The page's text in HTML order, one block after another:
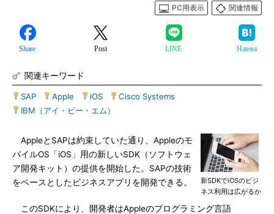
PC用表示
関連情報
Share Post LINE Hatena
関連キーワード
SAP Apple iOS Cisco Systems
IBM（アイ・ビー・エム）
新SDKでiOSのビジ
ネス利用は広がるか
AppleとSAPは約束していた通り、Appleのモ
バイルOS「iOS」用の新しいSDK（ソフトウェ
ア開発キット）の提供を開始した。SAPの技術
をベースとしたビジネスアプリを開発できる。
このSDKにより、開発者はAppleのプログラミング言語